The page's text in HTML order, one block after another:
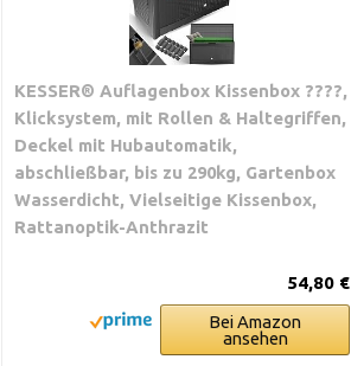
KESSER® Auflagenbox Kissenbox ????,
Klicksystem, mit Rollen & Haltegriffen,
Deckel mit Hubautomatik,
abschließbar, bis zu 290kg, Gartenbox
Wasserdicht, Vielseitige Kissenbox,
Rattanoptik-Anthrazit
54,80 €
Bei Amazon
ansehen